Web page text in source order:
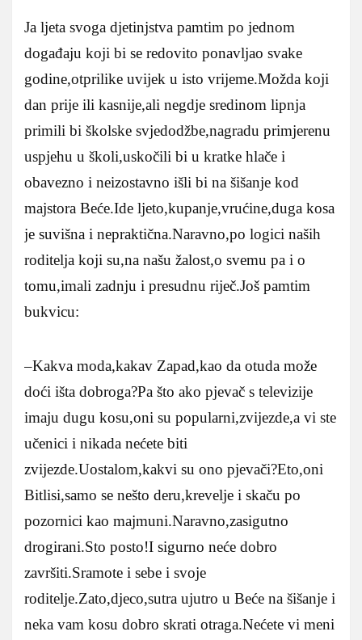
Ja ljeta svoga djetinjstva pamtim po jednom
događaju koji bi se redovito ponavljao svake
godine,otprilike uvijek u isto vrijeme.Možda koji
dan prije ili kasnije,ali negdje sredinom lipnja
primili bi školske svjedodžbe,nagradu primjerenu
uspjehu u školi,uskočili bi u kratke hlače i
obavezno i neizostavno išli bi na šišanje kod
majstora Beće.Ide ljeto,kupanje,vrućine,duga kosa
je suvišna i nepraktična.Naravno,po logici naših
roditelja koji su,na našu žalost,o svemu pa i o
tomu,imali zadnju i presudnu riječ.Još pamtim
bukvicu:
–Kakva moda,kakav Zapad,kao da otuda može
doći išta dobroga?Pa što ako pjevač s televizije
imaju dugu kosu,oni su popularni,zvijezde,a vi ste
učenici i nikada nećete biti
zvijezde.Uostalom,kakvi su ono pjevači?Eto,oni
Bitlisi,samo se nešto deru,krevelje i skaču po
pozornici kao majmuni.Naravno,zasigutno
drogirani.Sto posto!I sigurno neće dobro
završiti.Sramote i sebe i svoje
roditelje.Zato,djeco,sutra ujutro u Beće na šišanje i
neka vam kosu dobro skrati otraga.Nećete vi meni